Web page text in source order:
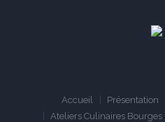
Accueil Présentation
Ateliers Culinaires Bourges